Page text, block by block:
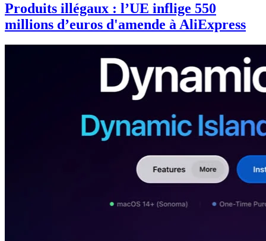
Produits illégaux : l’UE inflige 550
millions d’euros d'amende à AliExpress